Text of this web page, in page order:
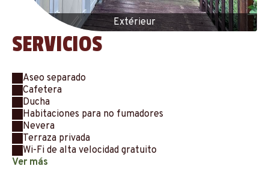
Extérieur
SERVICIOS
Aseo separado
Cafetera
Ducha
Habitaciones para no fumadores
Nevera
Terraza privada
Wi-Fi de alta velocidad gratuito
Ver más